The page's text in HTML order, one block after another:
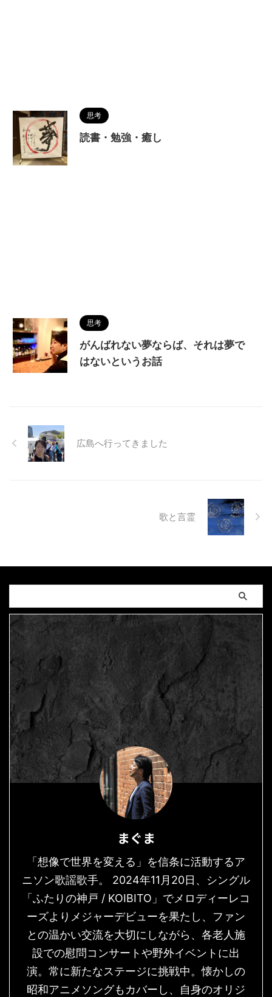
思考
読書・勉強・癒し
思考
がんばれない夢ならば、それは夢で
はないというお話
広島へ行ってきました
歌と言霊
まぐま
「想像で世界を変える」を信条に活動するア
ニソン歌謡歌手。 2024年11月20日、シングル
「ふたりの神戸 / KOIBITO」でメロディーレコ
ーズよりメジャーデビューを果たし、ファン
との温かい交流を大切にしながら、各老人施
設での慰問コンサートや野外イベントに出
演。常に新たなステージに挑戦中。懐かしの
昭和アニメソングもカバーし、自身のオリジ